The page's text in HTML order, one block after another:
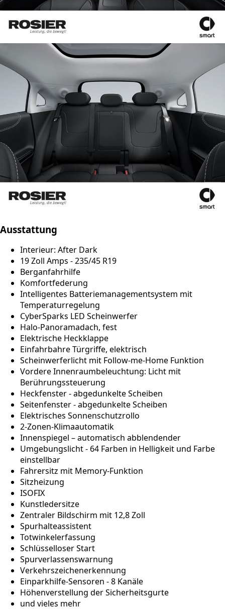
Ausstattung
Interieur: After Dark
19 Zoll Amps - 235/45 R19
Berganfahrhilfe
Komfortfederung
Intelligentes Batteriemanagementsystem mit
Temperaturregelung
CyberSparks LED Scheinwerfer
Halo-Panoramadach, fest
Elektrische Heckklappe
Einfahrbahre Türgriffe, elektrisch
Scheinwerferlicht mit Follow-me-Home Funktion
Vordere Innenraumbeleuchtung: Licht mit
Berührungssteuerung
Heckfenster - abgedunkelte Scheiben
Seitenfenster - abgedunkelte Scheiben
Elektrisches Sonnenschutzrollo
2-Zonen-Klimaautomatik
Innenspiegel – automatisch abblendender
Umgebungslicht - 64 Farben in Helligkeit und Farbe
einstellbar
Fahrersitz mit Memory-Funktion
Sitzheizung
ISOFIX
Kunstledersitze
Zentraler Bildschirm mit 12,8 Zoll
Spurhalteassistent
Totwinkelerfassung
Schlüsselloser Start
Spurverlassenswarnung
Verkehrszeichenerkennung
Einparkhilfe-Sensoren - 8 Kanäle
Höhenverstellung der Sicherheitsgurte
und vieles mehr